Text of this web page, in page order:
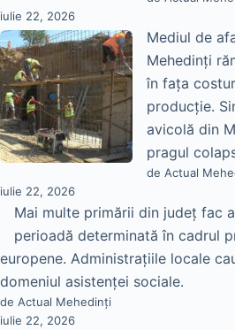
iulie 22, 2026
Mediul de
Mehedinți
în fața
producție.
avicolă din
pragul
de Actual
iulie 22, 2026
Mai multe primării din județ fac
perioadă determinată în cadrul
europene. Administrațiile locale
domeniul asistenței sociale.
de Actual Mehedinți
iulie 22, 2026